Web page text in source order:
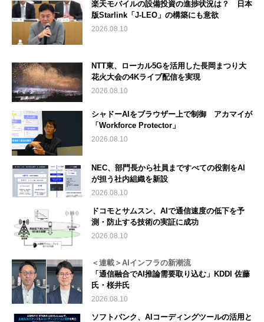
楽天モバイルの設備投資の進捗状況は？ 日本
版Starlink「J-LEO」の構築にも意欲
2026.08.10
NTT東、ローカル5Gを活用した長岡まつり大
花火大会の4Kライブ配信を実現
2026.08.10
シャドーAIをブラウザー上で制御 アカマイが
「Workforce Protector」
2026.08.10
NEC、部門長から社員まですべての役割をAI
が担う社内組織を新設
2026.08.10
ドコモとサムスン、AIで通信速度の低下を予
測・防止する技術の実証に成功
2026.08.10
＜連載＞AIインフラの新潮流
「通信融合でAI推論需要取り込む」KDDI 佐藤
氏・桜井氏
2026.08.10
ソフトバンク、AIコーディングツールの活用と